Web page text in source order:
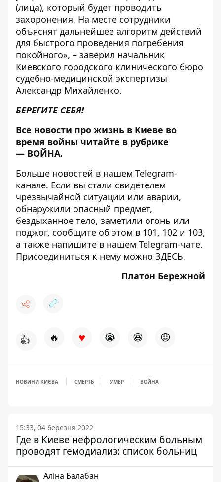
(лица), который будет проводить
захоронения. На месте сотрудники
объяснят дальнейшее алгоритм действий
для быстрого проведения погребения
покойного», – заверил начальник
Киевского городского клинического бюро
судебно-медицинской экспертизы
Александр Михайленко.
БЕРЕГИТЕ СЕБЯ!
Все новости про жизнь в Киеве во
время войны читайте в рубрике
— ВОЙНА.
Больше новостей в нашем Telegram-
канале. Если вы стали свидетелем
чрезвычайной ситуации или аварии,
обнаружили опасный предмет,
бездыханное тело, заметили огонь или
поджог, сообщите об этом в 101, 102 и 103,
а также напишите в нашем Telegram-чате.
Присоединиться к нему можно ЗДЕСЬ.
Платон Бережной
👍 🔥 ♥ 😭 😆 😡
НОВИНИ КИЄВА СМЕРТЬ УМЕР ВОЙНА
15:33, 04 березня 2022
Где в Киеве нефрологическим больным
проводят гемодиализ: список больниц
Аліна Балабан